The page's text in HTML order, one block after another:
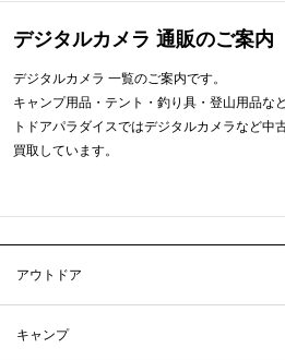
デジタルカメラ 通販のご案内
デジタルカメラ 一覧のご案内です。
キャンプ用品・テント・釣り具・登山用品な
トドアパラダイスではデジタルカメラなど中
買取しています。
アウトドア
キャンプ